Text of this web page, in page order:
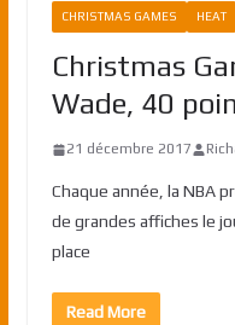
CHRISTMAS GAMES HEAT
Christmas
Wade, 40
21 décembre 2017
Chaque année, la NBA
de grandes affiches le
place
Read More